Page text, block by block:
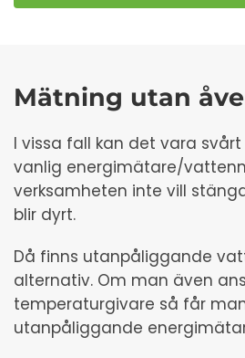
Mätning utan
I vissa fall kan det vara
vanlig energimätare/
verksamheten inte vill
blir dyrt.
Då finns utanpåliggande
alternativ. Om man även
temperaturgivare så får
utanpåliggande